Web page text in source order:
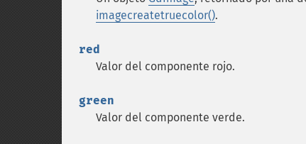
imagecreatetruecolor().
red
Valor del componente rojo.
green
Valor del componente verde.